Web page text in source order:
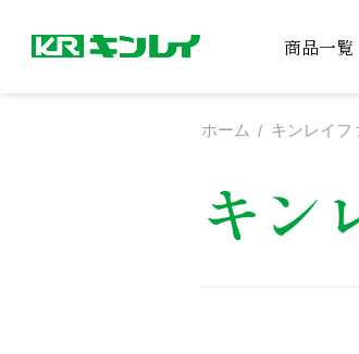
商品一覧
ホーム キンレイフ
キン